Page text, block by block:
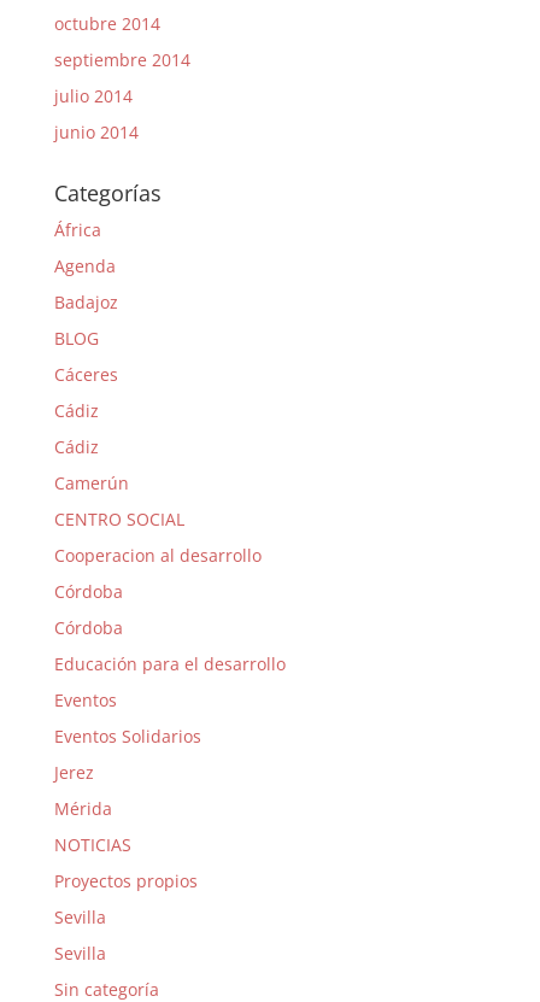
octubre 2014
septiembre 2014
julio 2014
junio 2014
Categorías
África
Agenda
Badajoz
BLOG
Cáceres
Cádiz
Cádiz
Camerún
CENTRO SOCIAL
Cooperacion al desarrollo
Córdoba
Córdoba
Educación para el desarrollo
Eventos
Eventos Solidarios
Jerez
Mérida
NOTICIAS
Proyectos propios
Sevilla
Sevilla
Sin categoría